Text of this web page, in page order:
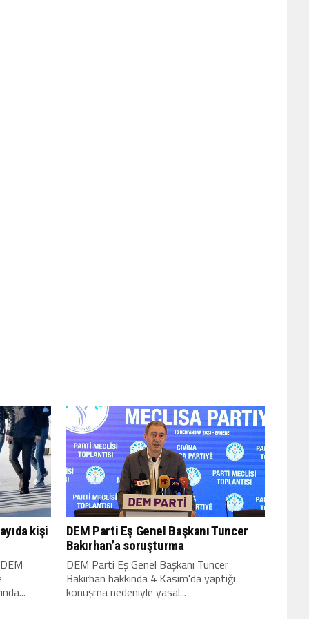
kişi
DEM Parti Eş Genel Başkanı Tuncer
Bakırhan’a soruşturma
DEM Parti Eş Genel Başkanı Tuncer
Bakırhan hakkında 4 Kasım'da yaptığı
konuşma nedeniyle yasal...